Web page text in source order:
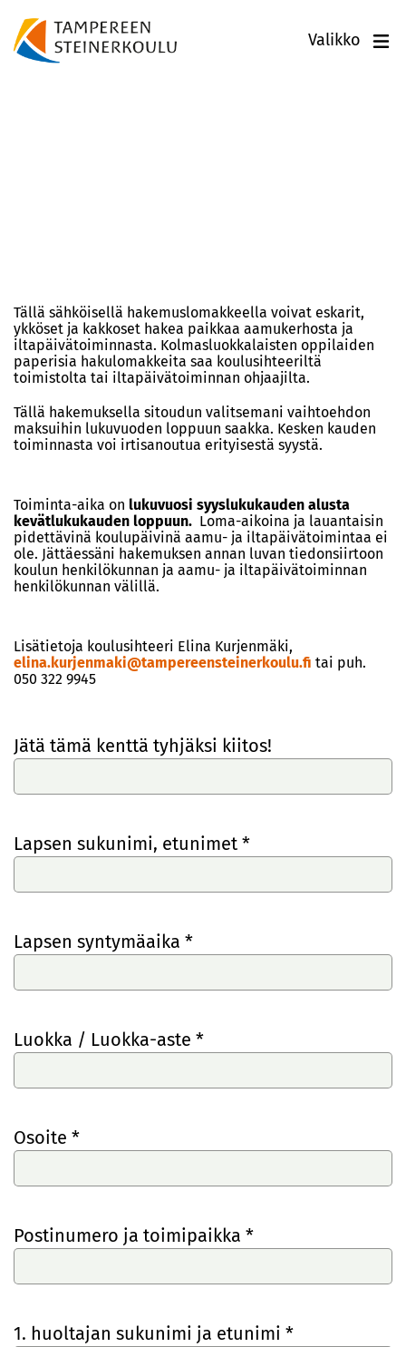
Valikko
Tällä sähköisellä hakemuslomakkeella voivat eskarit,
ykköset ja kakkoset hakea paikkaa aamukerhosta ja
iltapäivätoiminnasta. Kolmasluokkalaisten oppilaiden
paperisia hakulomakkeita saa koulusihteeriltä
toimistolta tai iltapäivätoiminnan ohjaajilta.
Tällä hakemuksella sitoudun valitsemani vaihtoehdon
maksuihin lukuvuoden loppuun saakka. Kesken kauden
toiminnasta voi irtisanoutua erityisestä syystä.
Toiminta-aika on lukuvuosi syyslukukauden alusta
kevätlukukauden loppuun. Loma-aikoina ja lauantaisin
pidettävinä koulupäivinä aamu- ja iltapäivätoimintaa ei
ole. Jättäessäni hakemuksen annan luvan tiedonsiirtoon
koulun henkilökunnan ja aamu- ja iltapäivätoiminnan
henkilökunnan välillä.
Lisätietoja koulusihteeri Elina Kurjenmäki,
elina.kurjenmaki@tampereensteinerkoulu.fi tai puh.
050 322 9945
Jätä tämä kenttä tyhjäksi kiitos!
Lapsen sukunimi, etunimet *
Lapsen syntymäaika *
Luokka / Luokka-aste *
Osoite *
Postinumero ja toimipaikka *
1. huoltajan sukunimi ja etunimi *